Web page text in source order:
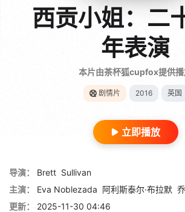
西贡小姐：二
年表演
本片由茶杯狐cupfox提供
剧情片 2016 英国
立即播放
导演： Brett Sullivan
主演：
Eva Noblezada 阿利斯泰尔·布拉默
更新：
2025-11-30 04:46